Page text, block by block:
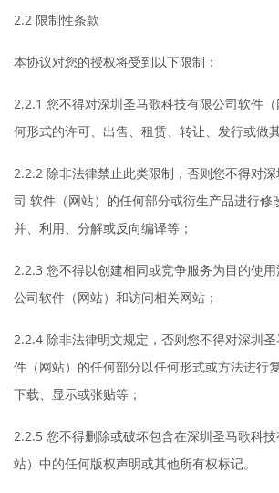
2.2 限制性条款
本协议对您的授权将受到以下限制：
2.2.1 您不得对深圳圣马歌科技有限公司软件
何形式的许可、出售、租赁、转让、发行或做
2.2.2 除非法律禁止此类限制，否则您不得对
司 软件（网站）的任何部分或衍生产品进行修
并、利用、分解或反向编译等；
2.2.3 您不得以创建相同或竞争服务为目的使
公司软件（网站）和访问相关网站；
2.2.4 除非法律明文规定，否则您不得对深圳
件（网站）的任何部分以任何形式或方法进行
下载、显示或张贴等；
2.2.5 您不得删除或破坏包含在深圳圣马歌科
站）中的任何版权声明或其他所有权标记。